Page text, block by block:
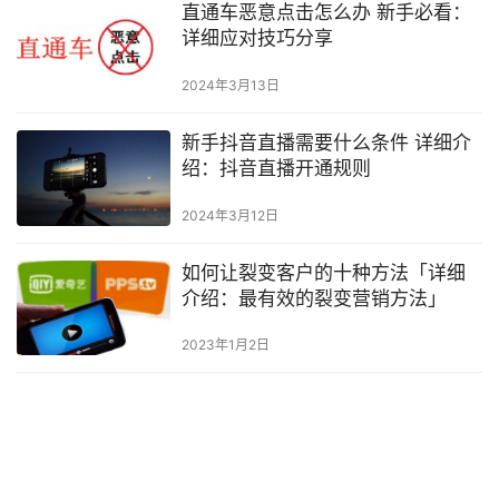
从事童装出口行业的企业中，有遍体鳞伤，也有焕发新生的。而当…
直通车恶意点击怎么办 新手必看：
详细应对技巧分享
2024年3月13日
新手抖音直播需要什么条件 详细介
绍：抖音直播开通规则
2024年3月12日
如何让裂变客户的十种方法「详细
介绍：最有效的裂变营销方法」
2023年1月2日